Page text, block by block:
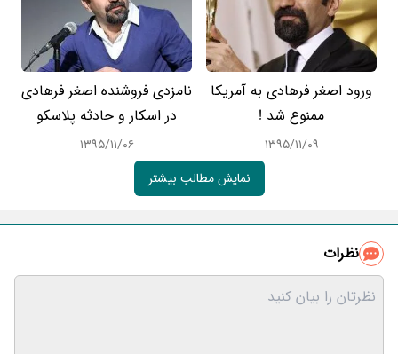
ورود اصغر فرهادی به آمریکا
ممنوع شد !
۱۳۹۵/۱۱/۰۹
نامزدی فروشنده اصغر فرهادی
در اسکار و حادثه پلاسکو
۱۳۹۵/۱۱/۰۶
نمایش مطالب بیشتر
نظرات